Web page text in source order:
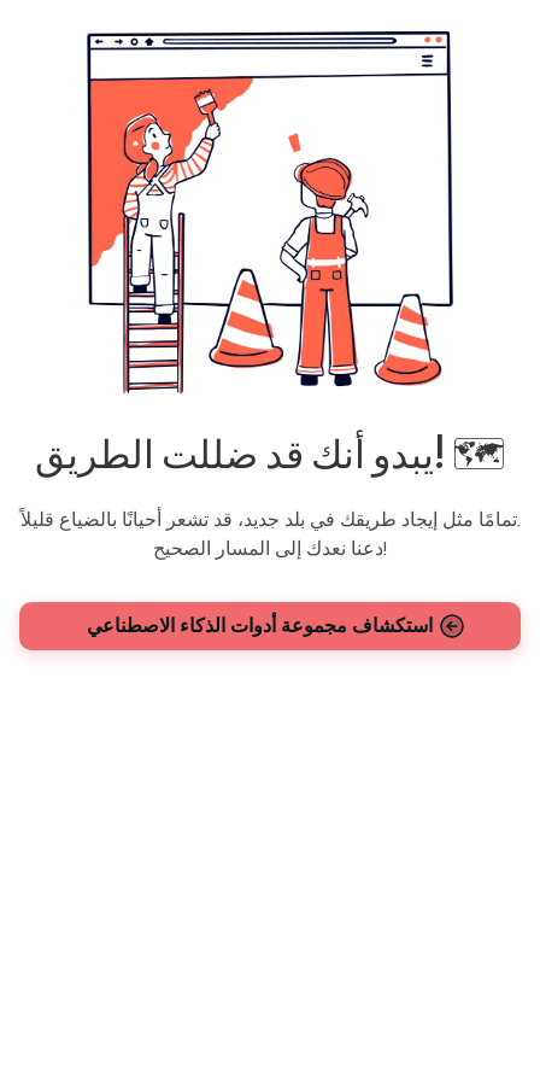
يبدو أنك قد ضللت الطريق! 🗺️
تمامًا مثل إيجاد طريقك في بلد جديد، قد تشعر أحيانًا بالضياع قليلاً.
دعنا نعدك إلى المسار الصحيح!
استكشاف مجموعة أدوات الذكاء الاصطناعي